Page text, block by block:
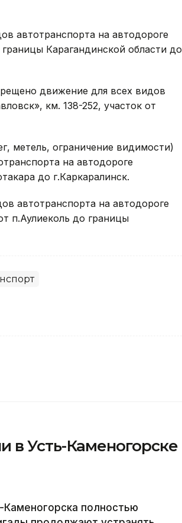
автотранспорта на автодороге
Карагандинской области до
движение для всех видов
км. 138-252, участок от
метель, ограничение видимости)
на автодороге
до г.Каркаралинск.
автотранспорта на автодороге
п.Аулиеколь до границы
в Усть-Каменогорске
полностью